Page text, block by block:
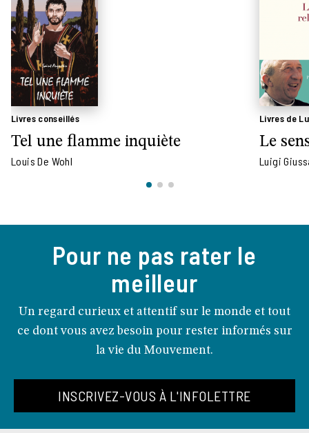
Livres conseillés
Tel une flamme inquiète
Louis De Wohl
Livres de
Le
Luigi
Pour ne pas rater le
meilleur
Un regard curieux et attentif sur le monde et tout
ce dont vous avez besoin pour rester informés sur
la vie du Mouvement.
INSCRIVEZ-VOUS À L'INFOLETTRE